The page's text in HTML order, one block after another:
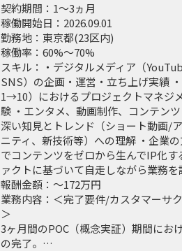
契約期間：1～3ヵ月
稼働開始日：2026.09.01
勤務地：東京都(23区内)
稼働率：60%～70%
スキル：・デジタルメディア（
SNS）の企画・運営・立ち上げ実績
1→10）におけるプロジェクトマネジ
験 ・エンタメ、動画制作、コンテン
深い知見とトレンド（ショート動画/
ニティ、新技術等）への理解 ・企業
でコンテンツをゼロから生んでIP化
ァクトに基づいて自走しながら業務
報酬金額：～172万円
業務内容：＜完了要件/カスタマーサ
＞
3ヶ月間のPOC（概念実証）期間にお
の完了。